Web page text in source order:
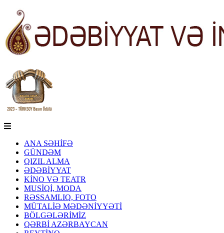
ANA SƏHİFƏ
GÜNDƏM
QIZIL ALMA
ƏDƏBİYYAT
KİNO VƏ TEATR
MUSİQİ, MODA
RƏSSAMLIQ, FOTO
MÜTALİƏ MƏDƏNİYYƏTİ
BÖLGƏLƏRİMİZ
QƏRBİ AZƏRBAYCAN